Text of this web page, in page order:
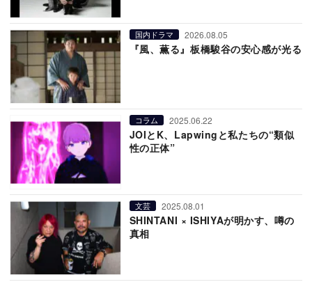
国内ドラマ 2026.08.05
『風、薫る』板橋駿谷の安心感が光る
コラム 2025.06.22
JOIとK、Lapwingと私たちの“類似
性の正体”
文芸 2025.08.01
SHINTANI × ISHIYAが明かす、噂の
真相